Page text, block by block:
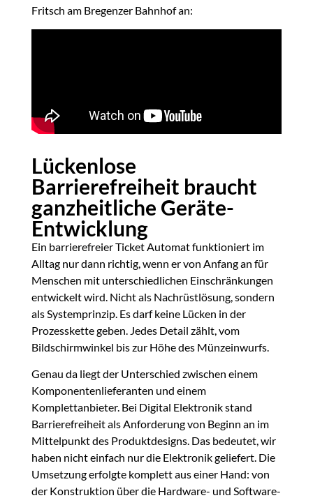
Fritsch am Bregenzer Bahnhof an:
Lückenlose
Barrierefreiheit braucht
ganzheitliche Geräte-
Entwicklung
Ein barrierefreier Ticket Automat funktioniert im
Alltag nur dann richtig, wenn er von Anfang an für
Menschen mit unterschiedlichen Einschränkungen
entwickelt wird. Nicht als Nachrüstlösung, sondern
als Systemprinzip. Es darf keine Lücken in der
Prozesskette geben. Jedes Detail zählt, vom
Bildschirmwinkel bis zur Höhe des Münzeinwurfs.
Genau da liegt der Unterschied zwischen einem
Komponentenlieferanten und einem
Komplettanbieter. Bei Digital Elektronik stand
Barrierefreiheit als Anforderung von Beginn an im
Mittelpunkt des Produktdesigns. Das bedeutet, wir
haben nicht einfach nur die Elektronik geliefert. Die
Umsetzung erfolgte komplett aus einer Hand: von
der Konstruktion über die Hardware- und Software-